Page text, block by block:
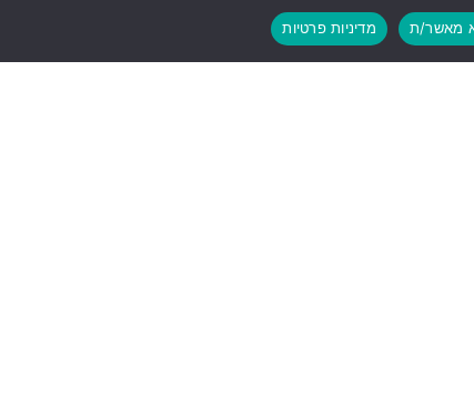
מאשר/ת מדיניות פרטיות